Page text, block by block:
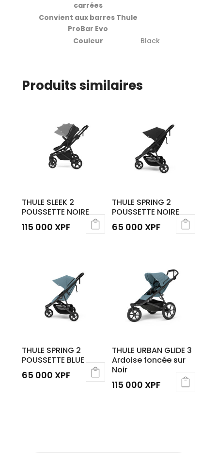
carrées
Convient aux barres Thule
ProBar Evo
Couleur
Black
Produits similaires
THULE SLEEK 2
POUSSETTE NOIRE
115 000 XPF
THULE SPRING 2
POUSSETTE NOIRE
65 000 XPF
THULE SPRING 2
POUSSETTE BLUE
65 000 XPF
THULE URBAN GLIDE 3
Ardoise foncée sur
Noir
115 000 XPF